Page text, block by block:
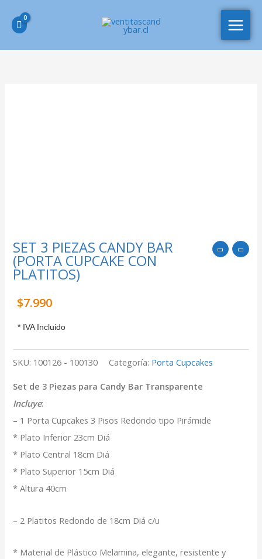
MAIN
SET 3 PIEZAS CANDY BAR
(PORTA CUPCAKE CON
PLATITOS)
$7.990
* IVA Incluido
SKU: 100126 - 100130 Categoría: Porta Cupcakes
Set de 3 Piezas para Candy Bar Transparente
Incluye:
– 1 Porta Cupcakes 3 Pisos Redondo tipo Pirámide
* Plato Inferior 23cm Diá
* Plato Central 18cm Diá
* Plato Superior 15cm Diá
* Altura 40cm
– 2 Platitos Redondo de 18cm Diá c/u
* Material de Plástico Melamina, elegante, resistente y